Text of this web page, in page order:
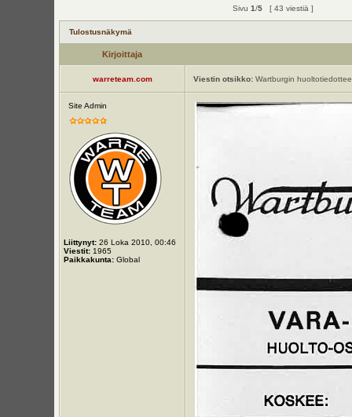
Sivu 1/5[ 43 viestiä ]
Tulostusnäkymä
Kirjoittaja
warreteam.com Viestin otsikko:Wartburgin
Site Admin
Liittynyt:26 Loka 2010, 00:46
Viestit:1965
Paikkakunta:Global